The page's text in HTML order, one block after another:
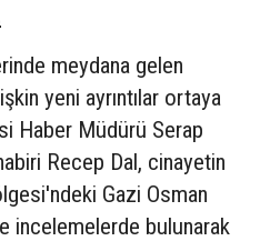
meydana gelen
yeni ayrıntılar ortaya
Haber Müdürü Serap
Recep Dal, cinayetin
Gazi Osman
incelemelerde bulunarak